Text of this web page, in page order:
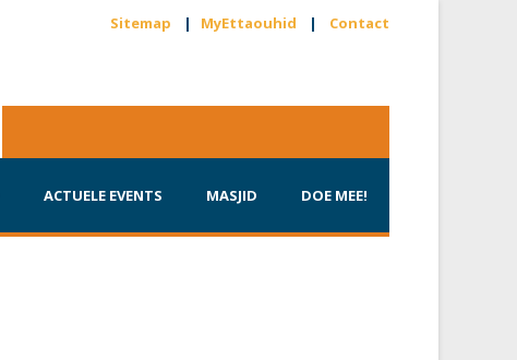
Sitemap | MyEttaouhid | Contact
ACTUELE EVENTS MASJID DOE MEE!